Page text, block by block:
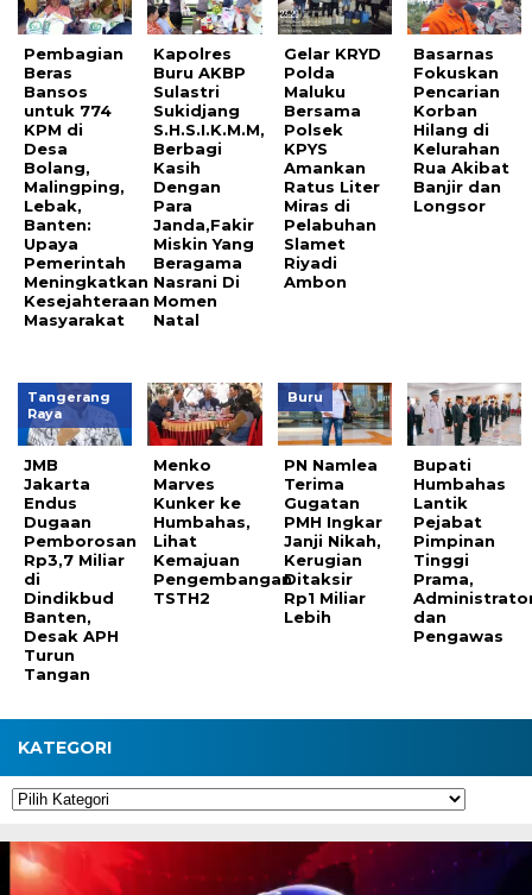
Pembagian
Beras
Bansos
untuk 774
KPM di
Desa
Bolang,
Malingping,
Lebak,
Banten:
Upaya
Pemerintah
Meningkatkan
Kesejahteraan
Masyarakat
Kapolres
Buru AKBP
Sulastri
Sukidjang
S.H.S.I.K.M.M,
Berbagi
Kasih
Dengan
Para
Janda,Fakir
Miskin Yang
Beragama
Nasrani Di
Momen
Natal
Gelar KRYD
Polda
Maluku
Bersama
Polsek
KPYS
Amankan
Ratus Liter
Miras di
Pelabuhan
Slamet
Riyadi
Ambon
Basarnas
Fokuskan
Pencarian
Korban
Hilang di
Kelurahan
Rua Akibat
Banjir dan
Longsor
Tangerang
Raya
JMB
Jakarta
Endus
Dugaan
Pemborosan
Rp3,7 Miliar
di
Dindikbud
Banten,
Desak APH
Turun
Tangan
Menko
Marves
Kunker ke
Humbahas,
Lihat
Kemajuan
Pengembangan
TSTH2
Buru
PN Namlea
Terima
Gugatan
PMH Ingkar
Janji Nikah,
Kerugian
Ditaksir
Rp1 Miliar
Lebih
Bupati
Humbahas
Lantik
Pejabat
Pimpinan
Tinggi
Prama,
dan
Pengawas
KATEGORI
Kategori
Pemutar
Video